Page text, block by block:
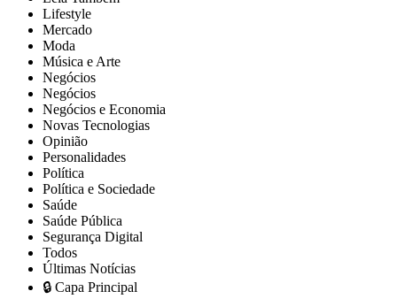
Lifestyle
Mercado
Moda
Música e Arte
Negócios
Negócios
Negócios e Economia
Novas Tecnologias
Opinião
Personalidades
Política
Política e Sociedade
Saúde
Saúde Pública
Segurança Digital
Todos
Últimas Notícias
🔒 Capa Principal